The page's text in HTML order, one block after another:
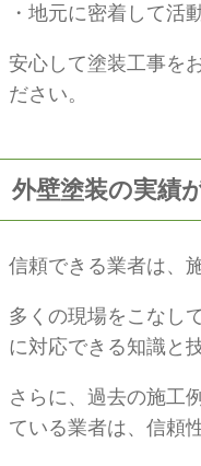
・地元に密着して活
安心して塗装工事を
ださい。
外壁塗装の実績
信頼できる業者は、
多くの現場をこなし
に対応できる知識と
さらに、過去の施工
ている業者は、信頼